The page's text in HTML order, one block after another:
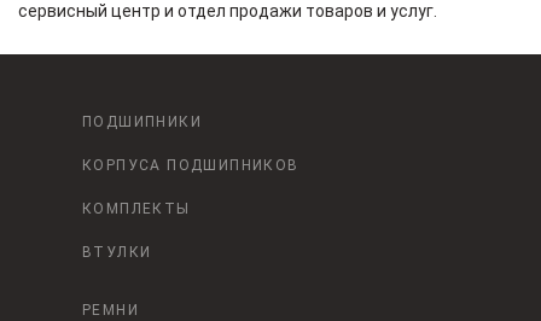
сервисный центр и отдел продажи товаров и услуг.
ПОДШИПНИКИ
КОРПУСА ПОДШИПНИКОВ
КОМПЛЕКТЫ
ВТУЛКИ
РЕМНИ